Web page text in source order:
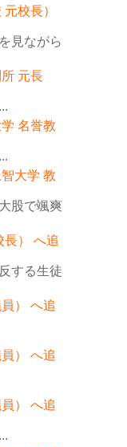
校長）
見ながら
元長
名誉教
大学 教
股で颯爽
長） へ追
する生徒
） へ追
） へ追
） へ追